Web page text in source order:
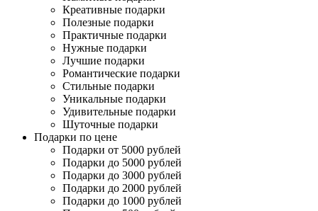
Креативные подарки
Полезные подарки
Практичные подарки
Нужные подарки
Лучшие подарки
Романтические подарки
Стильные подарки
Уникальные подарки
Удивительные подарки
Шуточные подарки
Подарки по цене
Подарки от 5000 рублей
Подарки до 5000 рублей
Подарки до 3000 рублей
Подарки до 2000 рублей
Подарки до 1000 рублей